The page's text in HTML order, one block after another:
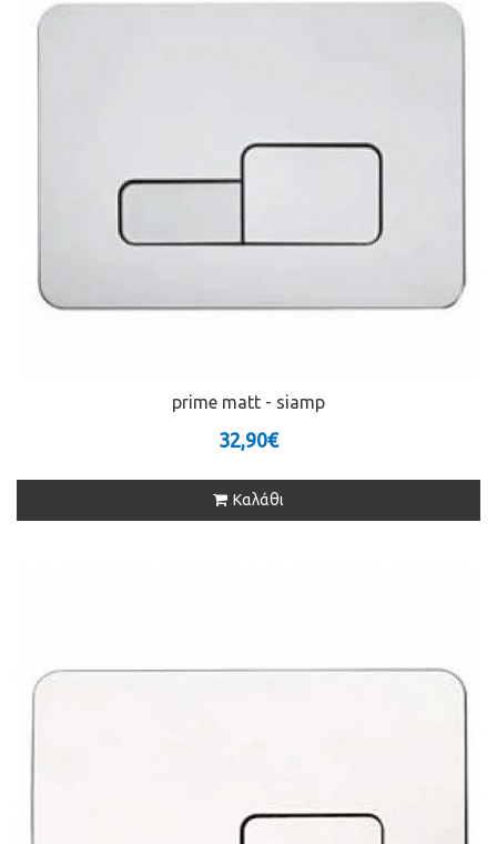
prime matt - siamp
32,90€
Καλάθι